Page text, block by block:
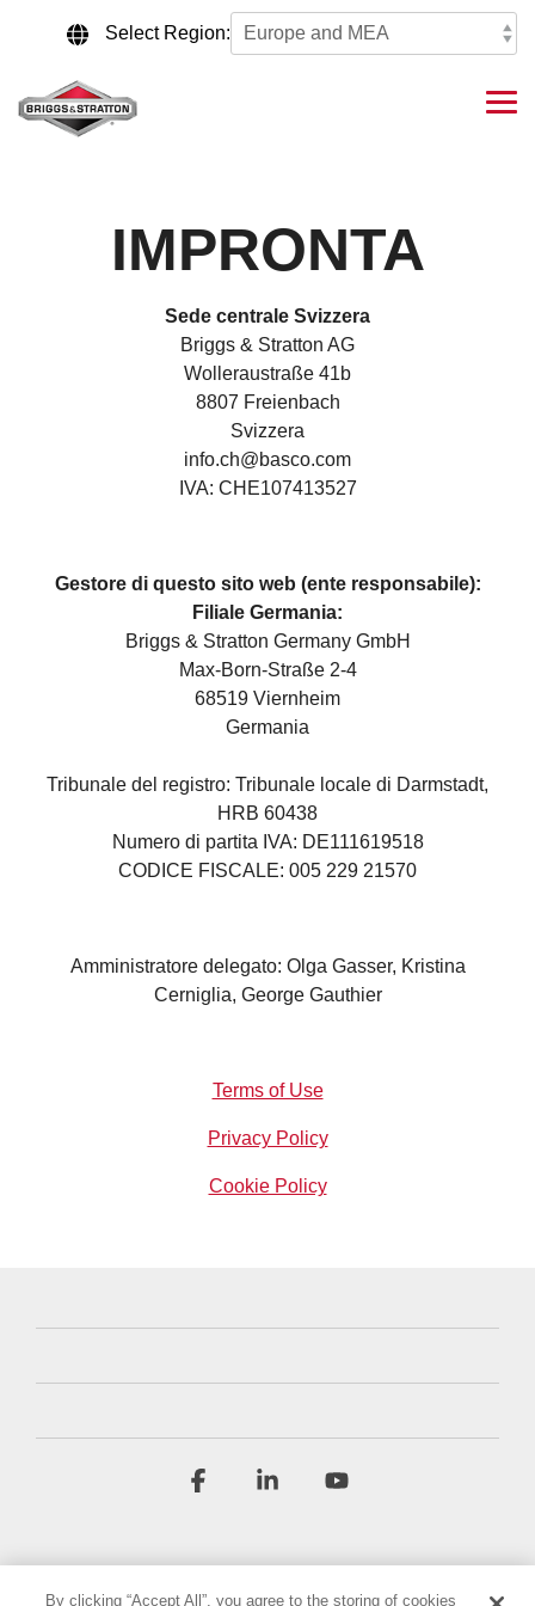
content.
Select Region:
IMPRONTA
Sede centrale Svizzera
Briggs & Stratton AG
Wolleraustraße 41b
8807 Freienbach
Svizzera
info.ch@basco.com
IVA: CHE107413527
Gestore di questo sito web (ente responsabile):
Filiale Germania:
Briggs & Stratton Germany GmbH
Max-Born-Straße 2-4
68519 Viernheim
Germania
Tribunale del registro: Tribunale locale di Darmstadt,
HRB 60438
Numero di partita IVA: DE111619518
CODICE FISCALE: 005 229 21570
Amministratore delegato: Olga Gasser, Kristina
Cerniglia, George Gauthier
Terms of Use
Privacy Policy
Cookie Policy
Facebook Linkedin
By clicking “Accept All”, you agree to the storing of cookies